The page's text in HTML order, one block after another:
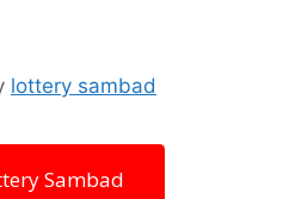
lottery sambad
Sambad